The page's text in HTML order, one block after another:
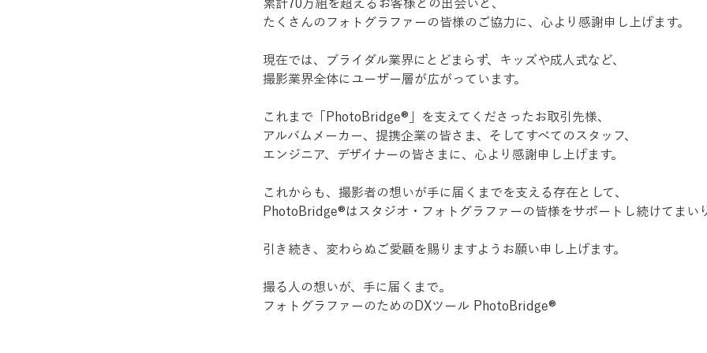
累計70万組を超えるお客様との出会いと、
たくさんのフォトグラファーの皆様のご協力に、心より感謝申し上げます。
現在では、ブライダル業界にとどまらず、キッズや成人式など、
撮影業界全体にユーザー層が広がっています。
これまで「PhotoBridge®」を支えてくださったお取引先様、
アルバムメーカー、提携企業の皆さま、そしてすべてのスタッフ、
エンジニア、デザイナーの皆さまに、心より感謝申し上げます。
これからも、撮影者の想いが手に届くまでを支える存在として、
PhotoBridge®︎はスタジオ・フォトグラファーの皆様をサポートし続けてまい
引き続き、変わらぬご愛顧を賜りますようお願い申し上げます。
撮る人の想いが、手に届くまで。
フォトグラファーのためのDXツール PhotoBridge®︎